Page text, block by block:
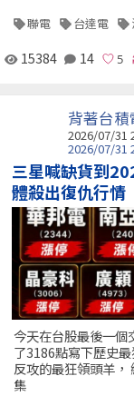
聯電 台達電
15384 14
背著台積
2026/07/31
2026/07/31
三星喊缺貨到
體殺出復仇行情
今天在台股最後一個
了3186點寫下歷史
反攻的最狂領頭羊，
集